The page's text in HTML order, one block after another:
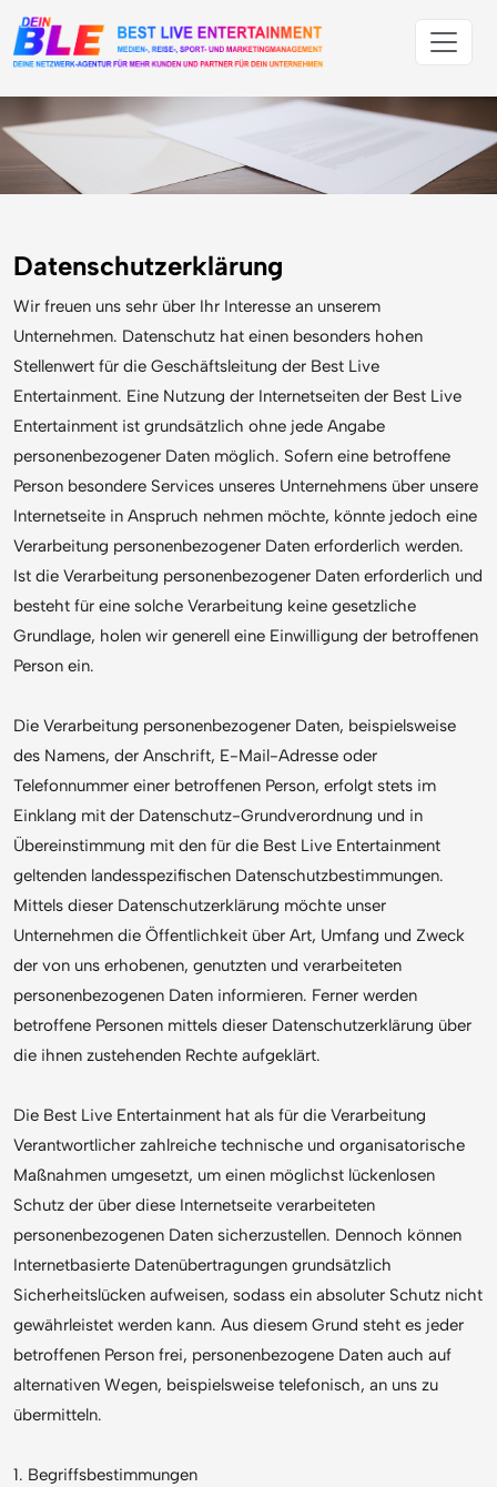
Datenschutzerklärung
Wir freuen uns sehr über Ihr Interesse an unserem
Unternehmen. Datenschutz hat einen besonders hohen
Stellenwert für die Geschäftsleitung der Best Live
Entertainment. Eine Nutzung der Internetseiten der Best Live
Entertainment ist grundsätzlich ohne jede Angabe
personenbezogener Daten möglich. Sofern eine betroffene
Person besondere Services unseres Unternehmens über unsere
Internetseite in Anspruch nehmen möchte, könnte jedoch eine
Verarbeitung personenbezogener Daten erforderlich werden.
Ist die Verarbeitung personenbezogener Daten erforderlich und
besteht für eine solche Verarbeitung keine gesetzliche
Grundlage, holen wir generell eine Einwilligung der betroffenen
Person ein.
Die Verarbeitung personenbezogener Daten, beispielsweise
des Namens, der Anschrift, E-Mail-Adresse oder
Telefonnummer einer betroffenen Person, erfolgt stets im
Einklang mit der Datenschutz-Grundverordnung und in
Übereinstimmung mit den für die Best Live Entertainment
geltenden landesspezifischen Datenschutzbestimmungen.
Mittels dieser Datenschutzerklärung möchte unser
Unternehmen die Öffentlichkeit über Art, Umfang und Zweck
der von uns erhobenen, genutzten und verarbeiteten
personenbezogenen Daten informieren. Ferner werden
betroffene Personen mittels dieser Datenschutzerklärung über
die ihnen zustehenden Rechte aufgeklärt.
Die Best Live Entertainment hat als für die Verarbeitung
Verantwortlicher zahlreiche technische und organisatorische
Maßnahmen umgesetzt, um einen möglichst lückenlosen
Schutz der über diese Internetseite verarbeiteten
personenbezogenen Daten sicherzustellen. Dennoch können
Internetbasierte Datenübertragungen grundsätzlich
Sicherheitslücken aufweisen, sodass ein absoluter Schutz nicht
gewährleistet werden kann. Aus diesem Grund steht es jeder
betroffenen Person frei, personenbezogene Daten auch auf
alternativen Wegen, beispielsweise telefonisch, an uns zu
übermitteln.
1. Begriffsbestimmungen